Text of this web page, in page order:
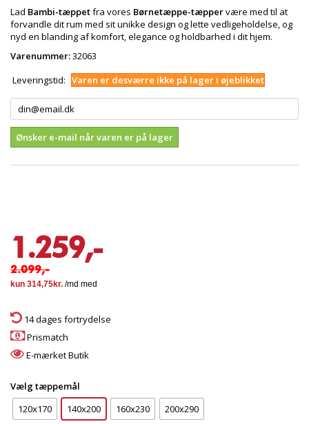
Lad Bambi-tæppetfra vores Børnetæppe-tæppervære med til at
forvandle dit rum med sit unikke design og lette vedligeholdelse, og
nyd en blanding af komfort, elegance og holdbarhed i dit hjem.
Varenummer:32063
Leveringstid: Varen er desværre ikke på lager i øjeblikket
Ønsker e-mail når varen er på lager
1.259,-
2.099,-
14 dages fortrydelse
Prismatch
E-mærket Butik
Vælg tæppemål
120x170
140x200 160x230 200x290